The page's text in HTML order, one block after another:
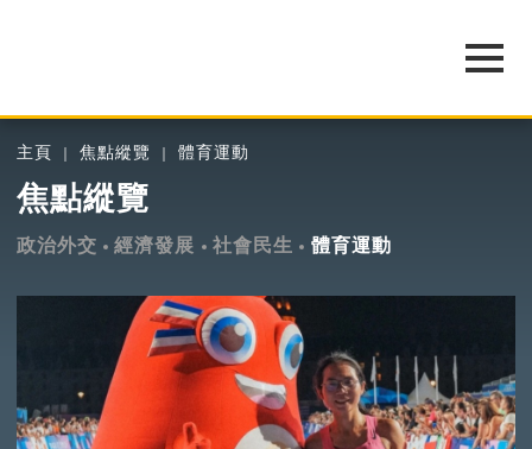
主頁 焦點縱覽 體育運動
焦點縱覽
政治外交 經濟發展 社會民生 體育運動